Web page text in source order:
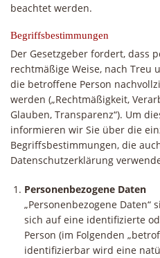
beachtet werden.
Begriffsbestimmungen
Der Gesetzgeber fordert, dass
rechtmäßige Weise, nach
die betroffene Person
werden („Rechtmäßigkeit,
Glauben, Transparenz“). Um
informieren wir Sie über die
Begriffsbestimmungen, die
Datenschutzerklärung
Personenbezogene Daten
„Personenbezogene
sich auf eine identifizierte
Person (im Folgenden
identifizierbar wird eine